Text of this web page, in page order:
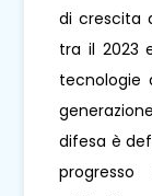
di crescita
tra il 2023
tecnologie
difesa è